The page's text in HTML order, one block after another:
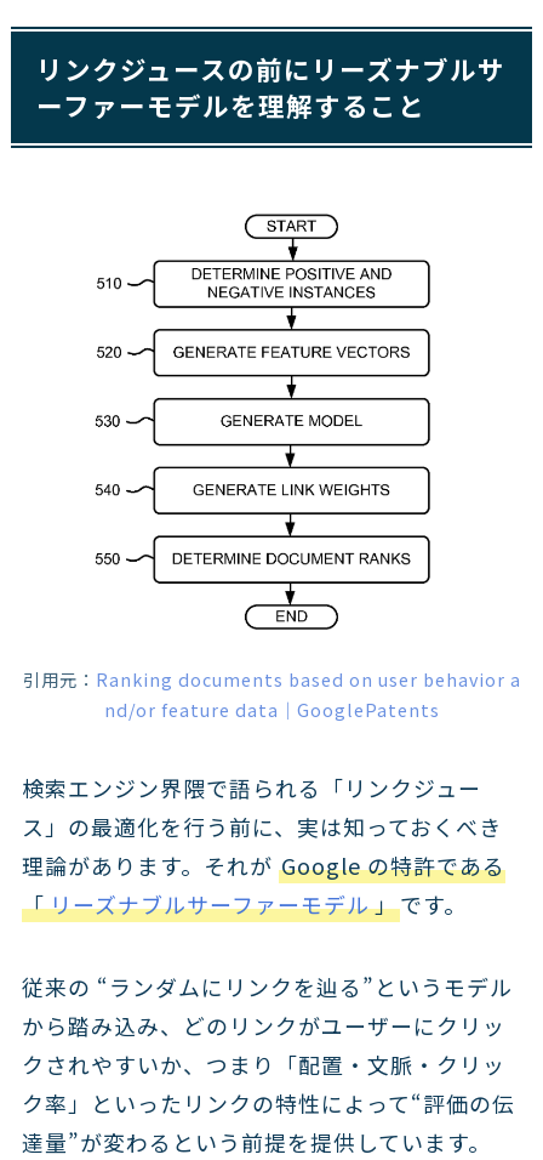
リンクジュースの前にリーズナブルサ
ーファーモデルを理解すること
引用元： Ranking documents based on user behavior a
nd/or feature data｜GooglePatents
検索エンジン界隈で語られる「リンクジュー
ス」の最適化を行う前に、実は知っておくべき
理論があります。それが Google の特許である
「リーズナブルサーファーモデル」です。
従来の “ランダムにリンクを辿る”というモデル
から踏み込み、どのリンクがユーザーにクリッ
クされやすいか、つまり「配置・文脈・クリッ
ク率」といったリンクの特性によって“評価の伝
達量”が変わるという前提を提供しています。